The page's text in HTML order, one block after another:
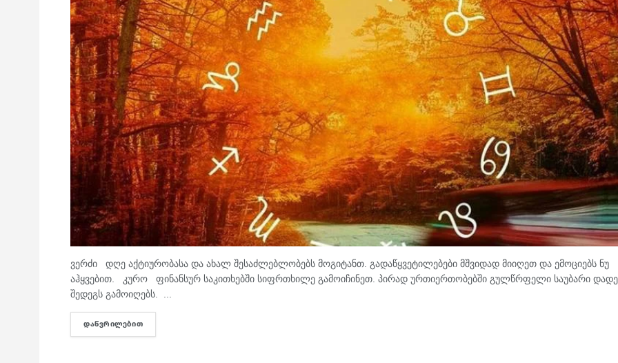
ვერძი დღე აქტიურობასა და ახალ შესაძლებლობებს მოგიტანთ. გადაწყვეტილებები მშვიდად მიიღეთ და ემოციებს ნუ
აჰყვებით. კურო ფინანსურ საკითხებში სიფრთხილე გამოიჩინეთ. პირად ურთიერთობებში გულწრფელი საუბარი
შედეგს გამოიღებს. ...
ᲓᲐᲬᲕᲠᲘᲚᲔᲑᲘᲗ